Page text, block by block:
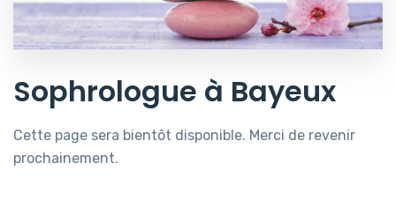
Sophrologue à Bayeux
Cette page sera bientôt disponible. Merci de revenir
prochainement.